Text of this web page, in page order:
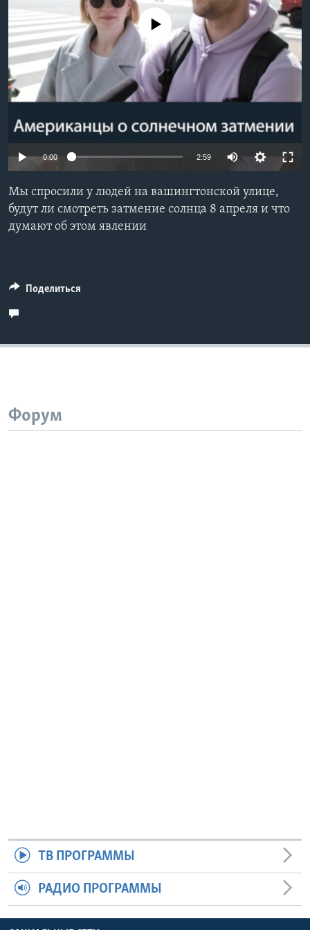
Learning English
СОЦИАЛЬНЫЕ СЕТИ
Языки
No media source currently available
0:00 2:59
Мы спросили у людей на вашингтонской улице,
будут ли смотреть затмение солнца 8 апреля и что
думают об этом явлении
Поделиться
Форум
ТВ ПРОГРАММЫ
РАДИО ПРОГРАММЫ